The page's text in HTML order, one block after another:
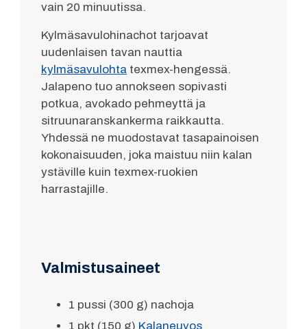
vain 20 minuutissa.
Kylmäsavulohinachot tarjoavat
uudenlaisen tavan nauttia
kylmäsavulohta texmex-hengessä.
Jalapeno tuo annokseen sopivasti
potkua, avokado pehmeyttä ja
sitruunaranskankerma raikkautta.
Yhdessä ne muodostavat tasapainoisen
kokonaisuuden, joka maistuu niin kalan
ystäville kuin texmex-ruokien
harrastajille.
Valmistusaineet
1 pussi (300 g) nachoja
1 pkt (150 g) Kalaneuvos